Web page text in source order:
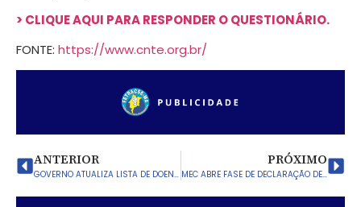
> CLIQUE AQUI PARA RESPONDER O QUESTIONÁRIO.
FONTE: https://www.cnte.org.br/
ANTERIOR
GOVERNO ATUALIZA LISTA DE DOENÇAS RELACIONADAS AO TRABALHO
PRÓXIMO
MEC ABRE FASE DE DECLARAÇÃO DE MATRÍCULAS DE TEMPO INTEGRAL